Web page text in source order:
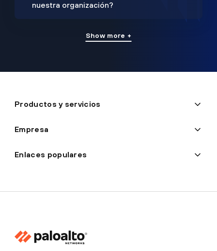
nuestra organización?
Show more +
Productos y servicios
Empresa
Enlaces populares